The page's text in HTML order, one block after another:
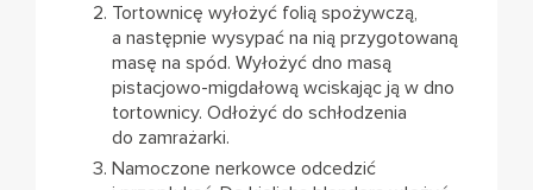
Tortownicę wyłożyć folią spożywczą,
a następnie wysypać na nią przygotowaną
masę na spód. Wyłożyć dno masą
pistacjowo-migdałową wciskając ją w dno
tortownicy. Odłożyć do schłodzenia
do zamrażarki.
Namoczone nerkowce odcedzić